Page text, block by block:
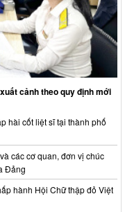
cảnh theo quy định mới
hài cốt liệt sĩ tại thành phố
các cơ quan, đơn vị chúc
Đảng
hành Hội Chữ thập đỏ Việt